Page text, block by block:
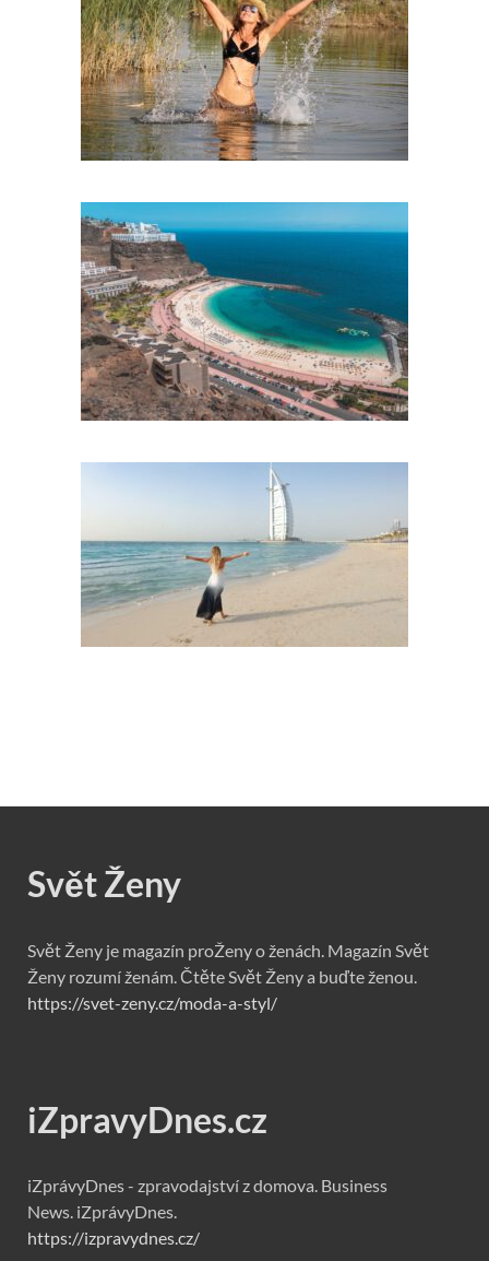
Svět Ženy
Svět Ženy je magazín proŽeny o ženách. Magazín Svět
Ženy rozumí ženám. Čtěte Svět Ženy a buďte ženou.
https://svet-zeny.cz/moda-a-styl/
iZpravyDnes.cz
iZprávyDnes - zpravodajství z domova. Business
News. iZprávyDnes.
https://izpravydnes.cz/